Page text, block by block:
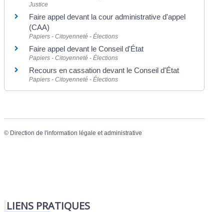
Justice
Faire appel devant la cour administrative d'appel
(CAA)
Papiers - Citoyenneté - Élections
Faire appel devant le Conseil d'État
Papiers - Citoyenneté - Élections
Recours en cassation devant le Conseil d'État
Papiers - Citoyenneté - Élections
© Direction de l'information légale et administrative
LIENS PRATIQUES